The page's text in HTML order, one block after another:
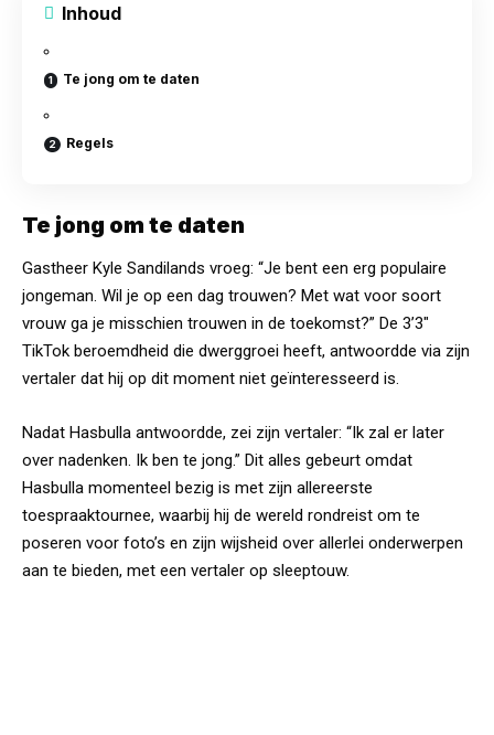
Inhoud
Te jong om te daten
Regels
Te jong om te daten
Gastheer Kyle Sandilands vroeg: “Je bent een erg populaire
jongeman. Wil je op een dag trouwen? Met wat voor soort
vrouw ga je misschien trouwen in de toekomst?” De 3’3″
TikTok beroemdheid die dwerggroei heeft, antwoordde via zijn
vertaler dat hij op dit moment niet geïnteresseerd is.
Nadat Hasbulla antwoordde, zei zijn vertaler: “Ik zal er later
over nadenken. Ik ben te jong.” Dit alles gebeurt omdat
Hasbulla momenteel bezig is met zijn allereerste
toespraaktournee, waarbij hij de wereld rondreist om te
poseren voor foto’s en zijn wijsheid over allerlei onderwerpen
aan te bieden, met een vertaler op sleeptouw.